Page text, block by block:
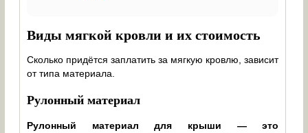
Виды мягкой кровли и их стоимость
Сколько придётся заплатить за мягкую кровлю, зависит
от типа материала.
Рулонный материал
Рулонный материал для крыши — это